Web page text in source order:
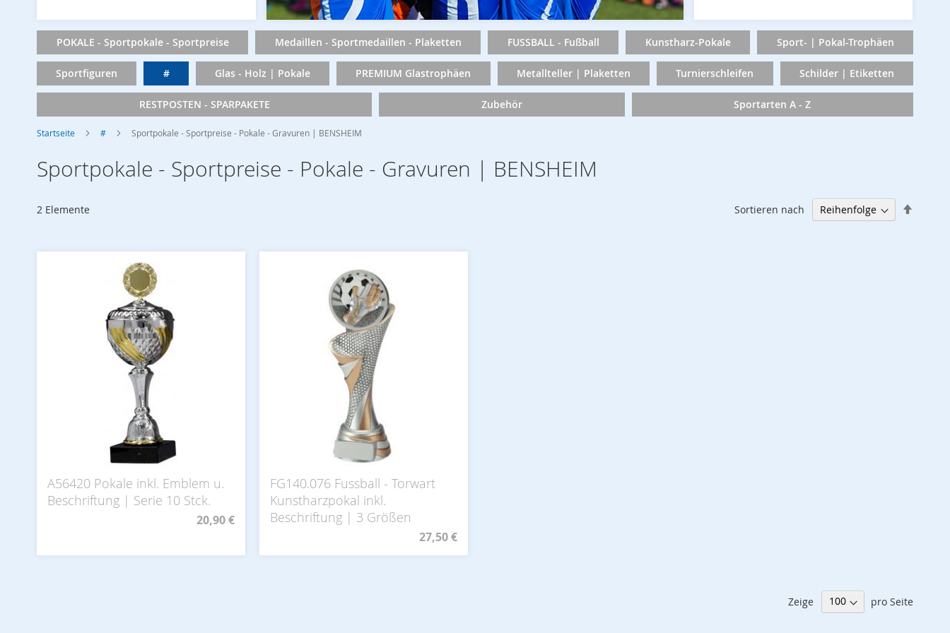
POKALE - Sportpokale - Sportpreise Medaillen - Sportmedaillen - Plaketten FUSSBALL - Fußball Kunstharz-Pokale Sport- | Pokal-Trophäen
Sportfiguren # Glas - Holz | Pokale PREMIUM Glastrophäen Metallteller | Plaketten Turnierschleifen Schilder | Etiketten
RESTPOSTEN - SPARPAKETE Zubehör Sportarten A - Z
Startseite # Sportpokale - Sportpreise - Pokale - Gravuren | BENSHEIM
Sportpokale - Sportpreise - Pokale - Gravuren | BENSHEIM
2 Elemente Sortieren nach
A56420 Pokale inkl. Emblem u.
Beschriftung | Serie 10 Stck.
20,90 €
FG140.076 Fussball - Torwart
Kunstharzpokal inkl.
Beschriftung | 3 Größen
27,50 €
Zeige pro Seite